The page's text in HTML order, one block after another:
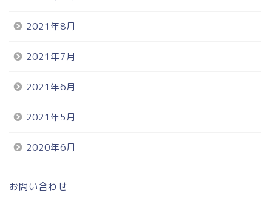
2021年8月
2021年7月
2021年6月
2021年5月
2020年6月
お問い合わせ